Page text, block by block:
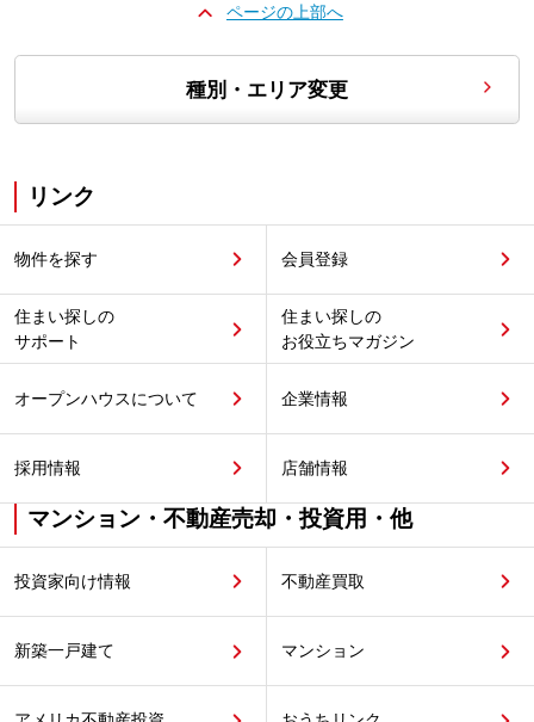
ページの上部へ
種別・エリア変更
リンク
物件を探す 会員登録
住まい探しの
サポート
住まい探しの
お役立ちマガジン
オープンハウスについて 企業情報
採用情報 店舗情報
マンション・不動産売却・投資用・他
投資家向け情報 不動産買取
新築一戸建て マンション